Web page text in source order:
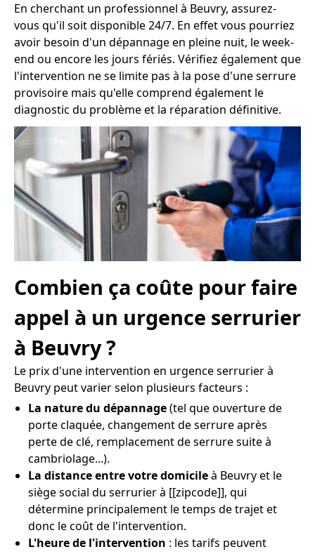
En cherchant un professionnel à Beuvry, assurez-
vous qu'il soit disponible 24/7. En effet vous pourriez
avoir besoin d'un dépannage en pleine nuit, le week-
end ou encore les jours fériés. Vérifiez également que
l'intervention ne se limite pas à la pose d'une serrure
provisoire mais qu'elle comprend également le
diagnostic du problème et la réparation définitive.
Combien ça coûte pour faire
appel à un urgence serrurier
à Beuvry ?
Le prix d'une intervention en urgence serrurier à
Beuvry peut varier selon plusieurs facteurs :
La nature du dépannage(tel que ouverture de
porte claquée, changement de serrure après
perte de clé, remplacement de serrure suite à
cambriolage...).
La distance entre votre domicileà Beuvry et le
siège social du serrurier à [[zipcode]], qui
détermine principalement le temps de trajet et
donc le coût de l'intervention.
L'heure de l'intervention : les tarifs peuvent